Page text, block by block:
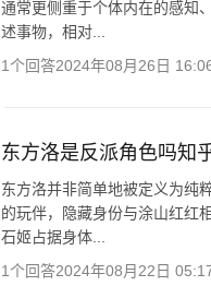
通常更侧重于个体内在的感知
述事物，相对...
1个回答2024年08月26日
东方洛是反派角色吗知
东方洛并非简单地被定义为纯
的玩伴，隐藏身份与涂山红红
石姬占据身体...
1个回答2024年08月22日